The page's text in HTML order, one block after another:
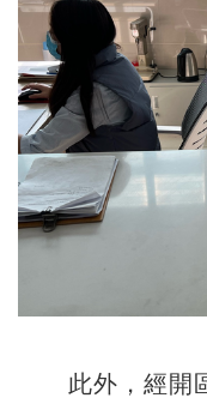
此外，經開區